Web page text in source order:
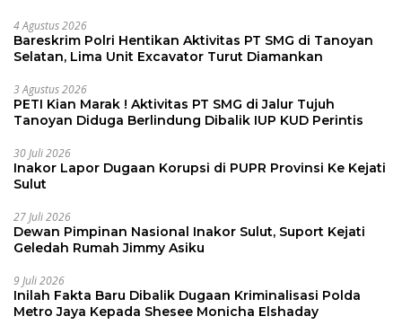
4 Agustus 2026
Bareskrim Polri Hentikan Aktivitas PT SMG di Tanoyan
Selatan, Lima Unit Excavator Turut Diamankan
3 Agustus 2026
PETI Kian Marak ! Aktivitas PT SMG di Jalur Tujuh
Tanoyan Diduga Berlindung Dibalik IUP KUD Perintis
30 Juli 2026
Inakor Lapor Dugaan Korupsi di PUPR Provinsi Ke Kejati
Sulut
27 Juli 2026
Dewan Pimpinan Nasional Inakor Sulut, Suport Kejati
Geledah Rumah Jimmy Asiku
9 Juli 2026
Inilah Fakta Baru Dibalik Dugaan Kriminalisasi Polda
Metro Jaya Kepada Shesee Monicha Elshaday